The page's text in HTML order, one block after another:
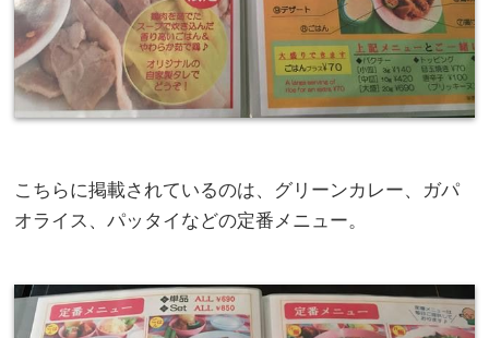
こちらに掲載されているのは、グリーンカレー、ガパ
オライス、パッタイなどの定番メニュー。